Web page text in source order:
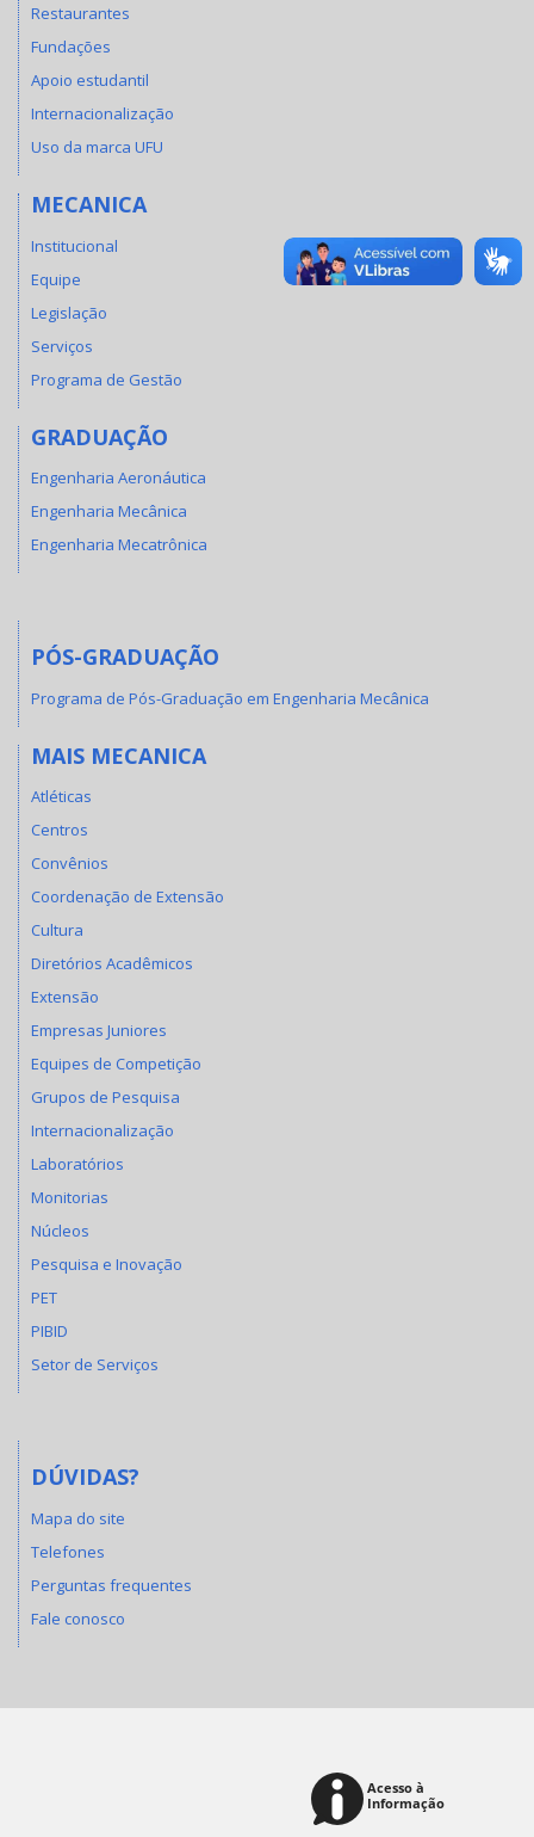
Restaurantes
Fundações
Apoio estudantil
Internacionalização
Uso da marca UFU
MECANICA
Institucional
Equipe
Legislação
Serviços
Programa de Gestão
GRADUAÇÃO
Engenharia Aeronáutica
Engenharia Mecânica
Engenharia Mecatrônica
PÓS-GRADUAÇÃO
Programa de Pós-Graduação em Engenharia Mecânica
MAIS MECANICA
Atléticas
Centros
Convênios
Coordenação de Extensão
Cultura
Diretórios Acadêmicos
Extensão
Empresas Juniores
Equipes de Competição
Grupos de Pesquisa
Internacionalização
Laboratórios
Monitorias
Núcleos
Pesquisa e Inovação
PET
PIBID
Setor de Serviços
DÚVIDAS?
Mapa do site
Telefones
Perguntas frequentes
Fale conosco